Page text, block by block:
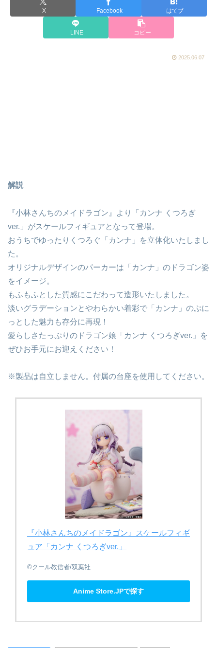
X Facebook はてブ
LINE コピー
2025.06.07
解説
『小林さんちのメイドラゴン』より「カンナ くつろぎ
ver.」がスケールフィギュアとなって登場。
おうちでゆったりくつろぐ「カンナ」を立体化いたしまし
た。
オリジナルデザインのパーカーは「カンナ」のドラゴン姿
をイメージ。
もふもふとした質感にこだわって造形いたしました。
淡いグラデーションとやわらかい着彩で「カンナ」のぷに
っとした魅力も存分に再現！
愛らしさたっぷりのドラゴン娘「カンナ くつろぎver.」を
ぜひお手元にお迎えください！
※製品は自立しません。付属の台座を使用してください。
『小林さんちの​メイドラゴン』スケールフィギ
ュア​「カンナ く​つろぎver.」
©クール教信者/双葉社
Anime Store.JPで探す